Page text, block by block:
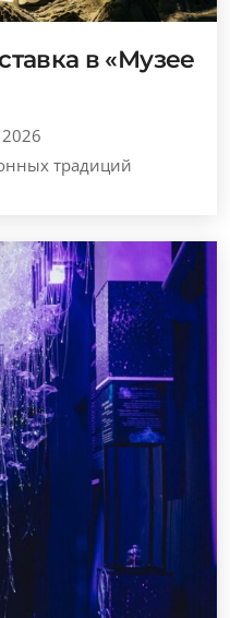
в «Музее
традиций